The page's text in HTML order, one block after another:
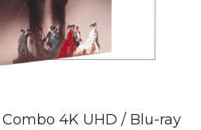
4K UHD / Blu-ray